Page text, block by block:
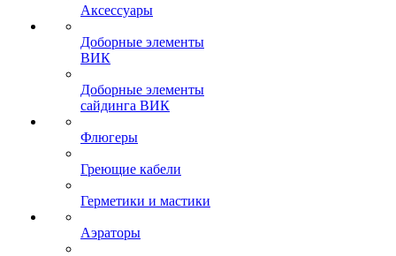
Аксессуары
Доборные элементы
ВИК
Доборные элементы
сайдинга ВИК
Флюгеры
Греющие кабели
Герметики и мастики
Аэраторы